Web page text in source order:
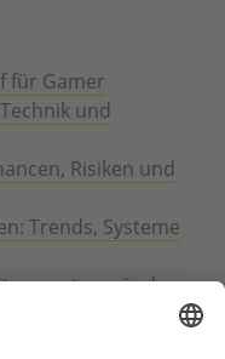
für Gamer
und
Risiken und
Trends, Systeme
verändern
Effizienz, Netze und